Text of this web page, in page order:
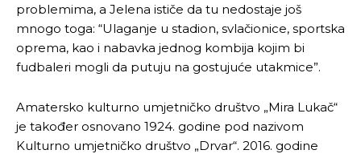
problemima, a Jelena ističe da tu nedostaje još
mnogo toga: “Ulaganje u stadion, svlačionice, sportska
oprema, kao i nabavka jednog kombija kojim bi
fudbaleri mogli da putuju na gostujuće utakmice”.
Amatersko kulturno umjetničko društvo „Mira Lukač“
je također osnovano 1924. godine pod nazivom
Kulturno umjetničko društvo „Drvar“. 2016. godine